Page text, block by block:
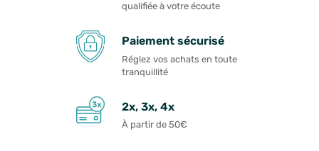
qualifiée à votre écoute
Paiement sécurisé
Réglez vos achats en toute
tranquillité
2x, 3x, 4x
À partir de 50€